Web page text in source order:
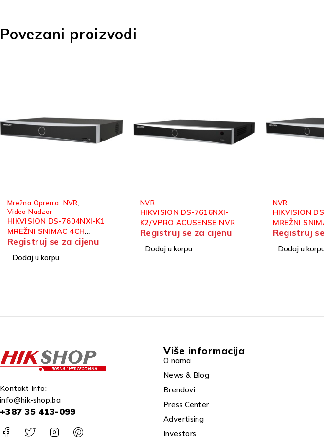
Povezani proizvodi
NVR
HIKVISION DS-7616NXI-
K2/VPRO ACUSENSE NVR
Registruj se za cijenu
Dodaj u korpu
NVR
HIKVISION DS-7632NXI-I2/S
MREŽNI SNIMAČ 32KANALNI
Registruj se za cijenu
Dodaj u korpu
NVR
HIKVISION
MREŽNI
Registruj
Dodaj u
Kontakt Info:
info@hik-shop.ba
+387 35 413-099
Više informacija
O nama
News & Blog
Brendovi
Press Center
Advertising
Investors